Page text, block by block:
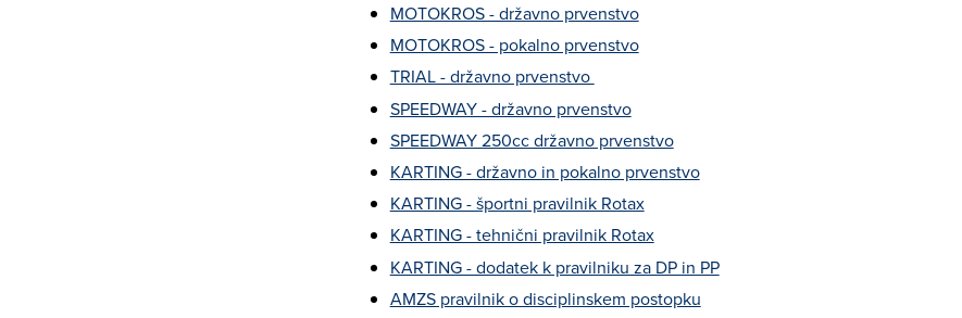
MOTOKROS - državno prvenstvo
MOTOKROS - pokalno prvenstvo
TRIAL - državno prvenstvo
SPEEDWAY - državno prvenstvo
SPEEDWAY 250cc državno prvenstvo
KARTING - državno in pokalno prvenstvo
KARTING - športni pravilnik Rotax
KARTING - tehnični pravilnik Rotax
KARTING - dodatek k pravilniku za DP in PP
AMZS pravilnik o disciplinskem postopku